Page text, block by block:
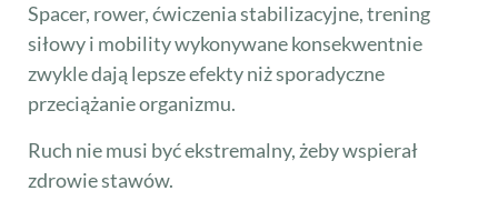
Spacer, rower, ćwiczenia stabilizacyjne, trening
siłowy i mobility wykonywane konsekwentnie
zwykle dają lepsze efekty niż sporadyczne
przeciążanie organizmu.
Ruch nie musi być ekstremalny, żeby wspierał
zdrowie stawów.